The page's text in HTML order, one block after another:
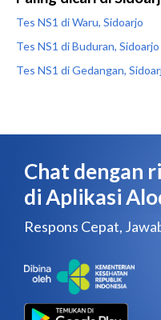
Tes NS1 di Waru, Sidoarjo
Tes NS1 di Buduran, Sidoarjo
Tes NS1 di Gedangan,